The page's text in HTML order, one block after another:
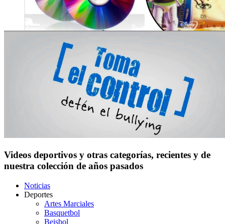
Videos deportivos y otras categorías, recientes y de
nuestra colección de años pasados
Noticias
Deportes
Artes Marciales
Basquetbol
Beisbol